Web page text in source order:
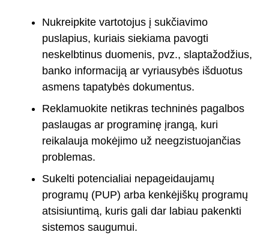
Nukreipkite vartotojus į sukčiavimo
puslapius, kuriais siekiama pavogti
neskelbtinus duomenis, pvz., slaptažodžius,
banko informaciją ar vyriausybės išduotus
asmens tapatybės dokumentus.
Reklamuokite netikras techninės pagalbos
paslaugas ar programinę įrangą, kuri
reikalauja mokėjimo už neegzistuojančias
problemas.
Sukelti potencialiai nepageidaujamų
programų (PUP) arba kenkėjiškų programų
atsisiuntimą, kuris gali dar labiau pakenkti
sistemos saugumui.